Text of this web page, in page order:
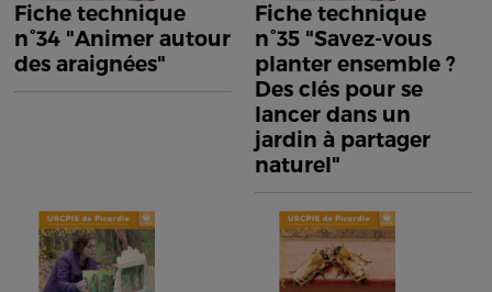
Fiche technique
n°34 "Animer autour
des araignées"
Fiche technique
n°35 "Savez-vous
planter ensemble ?
Des clés pour se
lancer dans un
jardin à partager
naturel"